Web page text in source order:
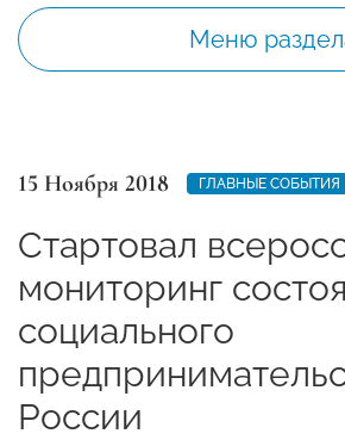
Меню
15 Ноября 2018 ГЛАВНЫЕ СОБЫТИЯ
Стартовал
мониторинг
социального
России